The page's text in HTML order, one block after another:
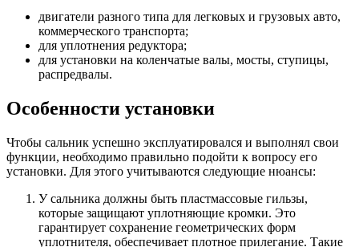
двигатели разного типа для легковых и грузовых авто,
коммерческого транспорта;
для уплотнения редуктора;
для установки на коленчатые валы, мосты, ступицы,
распредвалы.
Особенности установки
Чтобы сальник успешно эксплуатировался и выполнял свои
функции, необходимо правильно подойти к вопросу его
установки. Для этого учитываются следующие нюансы:
У сальника должны быть пластмассовые гильзы,
которые защищают уплотняющие кромки. Это
гарантирует сохранение геометрических форм
уплотнителя, обеспечивает плотное прилегание. Такие